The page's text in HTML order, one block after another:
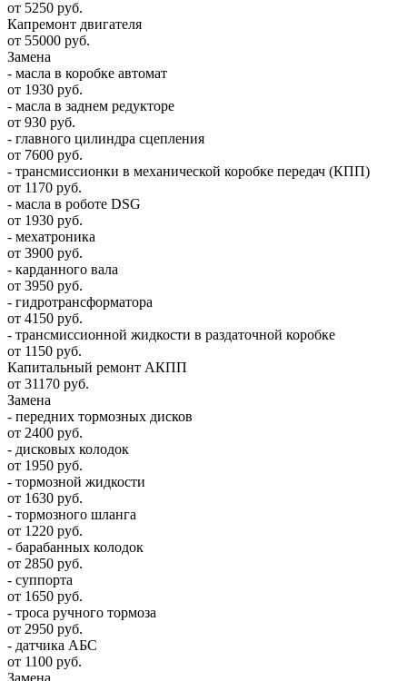
от 5250 руб.
Капремонт двигателя
от 55000 руб.
Замена
- масла в коробке автомат
от 1930 руб.
- масла в заднем редукторе
от 930 руб.
- главного цилиндра сцепления
от 7600 руб.
- трансмиссионки в механической коробке передач (КПП)
от 1170 руб.
- масла в роботе DSG
от 1930 руб.
- мехатроника
от 3900 руб.
- карданного вала
от 3950 руб.
- гидротрансформатора
от 4150 руб.
- трансмиссионной жидкости в раздаточной коробке
от 1150 руб.
Капитальный ремонт АКПП
от 31170 руб.
Замена
- передних тормозных дисков
от 2400 руб.
- дисковых колодок
от 1950 руб.
- тормозной жидкости
от 1630 руб.
- тормозного шланга
от 1220 руб.
- барабанных колодок
от 2850 руб.
- суппорта
от 1650 руб.
- троса ручного тормоза
от 2950 руб.
- датчика АБС
от 1100 руб.
Замена